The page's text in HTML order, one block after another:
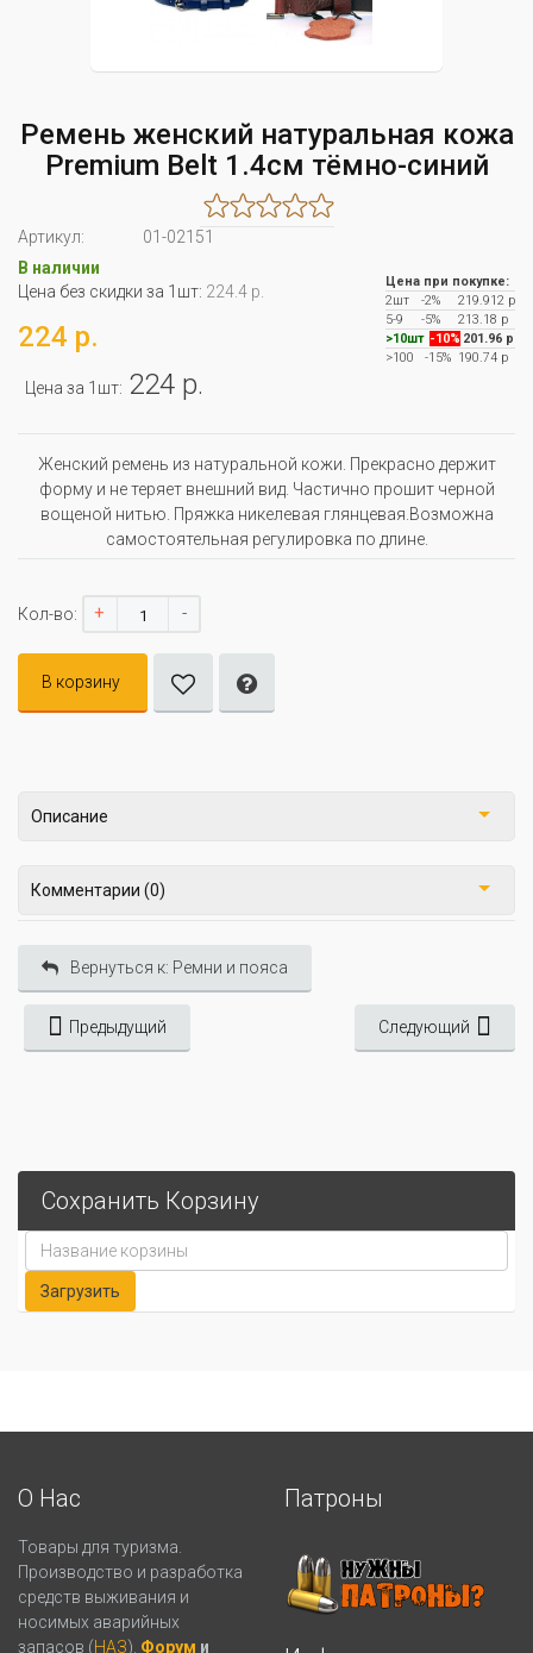
Ремень женский натуральная кожа
Premium Belt 1.4cм тёмно-синий
Артикул:
01-02151
В наличии
Цена без скидки за 1шт: 224.4 р.
224 р.
Цена за 1шт: 224 р.
Цена при покупке:
2шт
-2%
219.912 р
5-9
-5%
213.18 р
>10шт -10% 201.96 р
>100
-15% 190.74 р
Женский ремень из натуральной кожи. Прекрасно держит
форму и не теряет внешний вид. Частично прошит черной
вощеной нитью. Пряжка никелевая глянцевая.Возможна
самостоятельная регулировка по длине.
Кол-во: + -
В корзину
Описание
Комментарии (0)
Вернуться к: Ремни и пояса
Предыдущий Следующий
Сохранить Корзину
О Нас
Товары для туризма.
Производство и разработка
средств выживания и
носимых аварийных
запасов (НАЗ). Форум и
Патроны